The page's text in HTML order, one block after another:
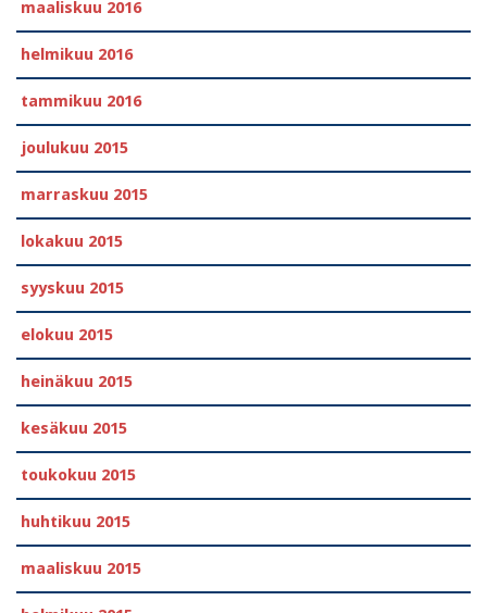
maaliskuu 2016
helmikuu 2016
tammikuu 2016
joulukuu 2015
marraskuu 2015
lokakuu 2015
syyskuu 2015
elokuu 2015
heinäkuu 2015
kesäkuu 2015
toukokuu 2015
huhtikuu 2015
maaliskuu 2015